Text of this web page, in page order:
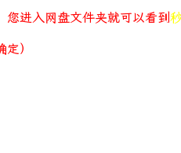
进入网盘文件夹就可以看到
）